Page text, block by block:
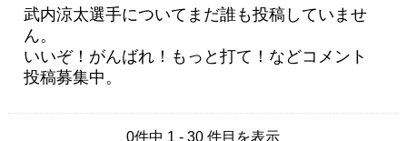
武内涼太選手についてまだ誰も投稿していませ
ん。
いいぞ！がんばれ！もっと打て！などコメント
投稿募集中。
0件中 1 - 30 件目を表示